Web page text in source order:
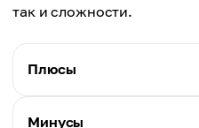
так и сложности.
Плюсы
Характеристики
Минусы